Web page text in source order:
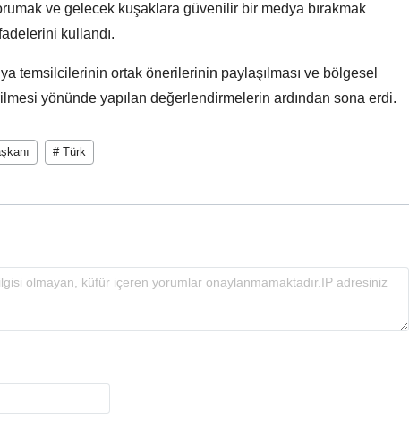
ve gelecek kuşaklara güvenilir bir medya bırakmak
kullandı.
temsilcilerinin ortak önerilerinin paylaşılması ve bölgesel
yönünde yapılan değerlendirmelerin ardından sona erdi.
# Türk